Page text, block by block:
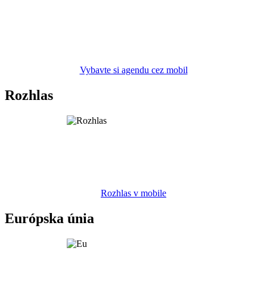
Vybavte si agendu cez mobil
Rozhlas
Rozhlas v mobile
Európska únia